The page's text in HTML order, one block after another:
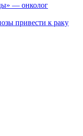
— онколог
привести к раку